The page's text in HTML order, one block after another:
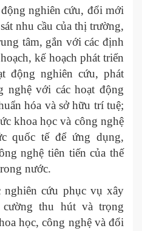
nghiên cứu, đổi mới
nhu cầu của thị trường,
tâm, gắn với các định
kế hoạch phát triển
động nghiên cứu, phát
nghệ với các hoạt động
hóa và sở hữu trí tuệ;
khoa học và công nghệ
quốc tế để ứng dụng,
nghệ tiên tiến của thế
nước.
nghiên cứu phục vụ xây
thu hút và trọng
học, công nghệ và đổi